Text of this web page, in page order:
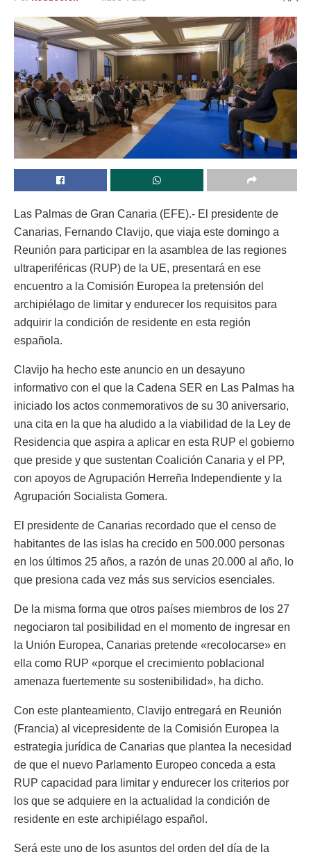
Las Palmas de Gran Canaria (EFE).- El presidente de
Canarias, Fernando Clavijo, que viaja este domingo a
Reunión para participar en la asamblea de las regiones
ultraperiféricas (RUP) de la UE, presentará en ese
encuentro a la Comisión Europea la pretensión del
archipiélago de limitar y endurecer los requisitos para
adquirir la condición de residente en esta región
española.
Clavijo ha hecho este anuncio en un desayuno
informativo con el que la Cadena SER en Las Palmas ha
iniciado los actos conmemorativos de su 30 aniversario,
una cita en la que ha aludido a la viabilidad de la Ley de
Residencia que aspira a aplicar en esta RUP el gobierno
que preside y que sustentan Coalición Canaria y el PP,
con apoyos de Agrupación Herreña Independiente y la
Agrupación Socialista Gomera.
El presidente de Canarias recordado que el censo de
habitantes de las islas ha crecido en 500.000 personas
en los últimos 25 años, a razón de unas 20.000 al año, lo
que presiona cada vez más sus servicios esenciales.
De la misma forma que otros países miembros de los 27
negociaron tal posibilidad en el momento de ingresar en
la Unión Europea, Canarias pretende «recolocarse» en
ella como RUP «porque el crecimiento poblacional
amenaza fuertemente su sostenibilidad», ha dicho.
Con este planteamiento, Clavijo entregará en Reunión
(Francia) al vicepresidente de la Comisión Europea la
estrategia jurídica de Canarias que plantea la necesidad
de que el nuevo Parlamento Europeo conceda a esta
RUP capacidad para limitar y endurecer los criterios por
los que se adquiere en la actualidad la condición de
residente en este archipiélago español.
Será este uno de los asuntos del orden del día de la